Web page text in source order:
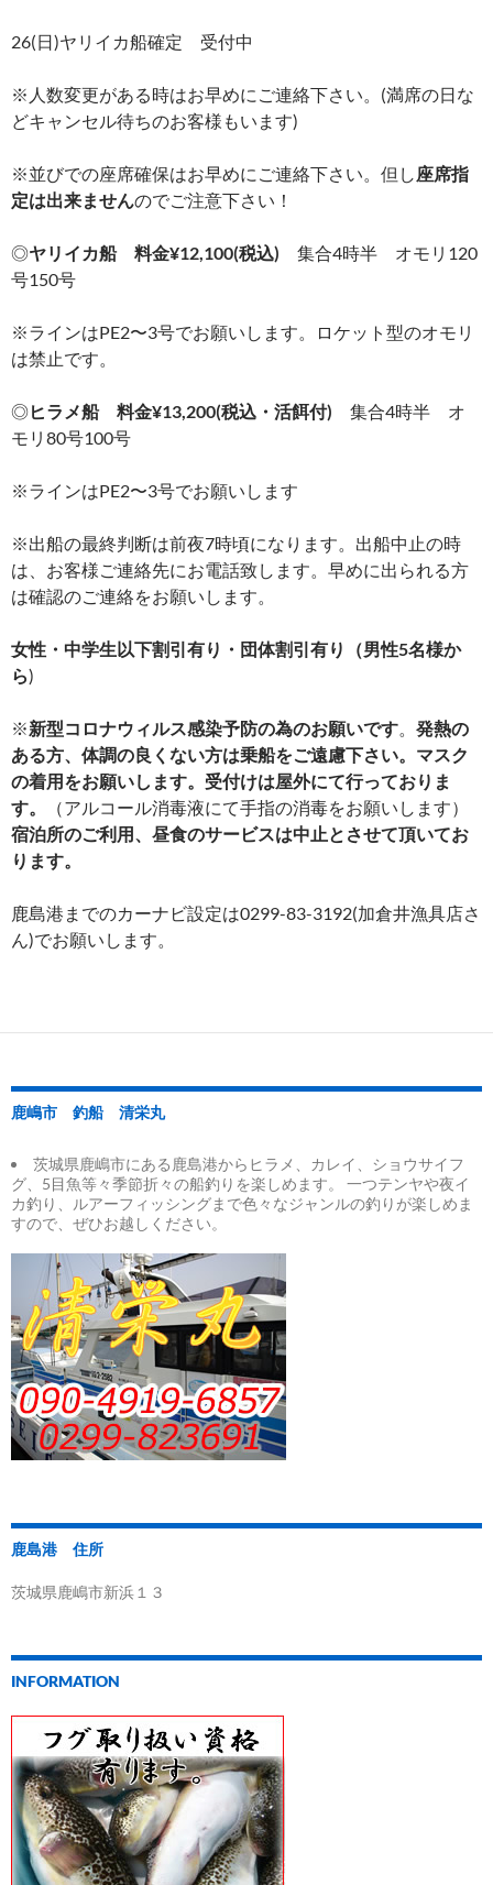
26(日)ヤリイカ船確定 受付中
※人数変更がある時はお早めにご連絡下さい。(満席の日な
どキャンセル待ちのお客様もいます)
※並びでの座席確保はお早めにご連絡下さい。但し
座席指
定は出来ませんのでご注意下さい！
◎ヤリイカ船 料金¥12,100(税込) 集合4時半 オモリ120
号150号
※ラインはPE2〜3号でお願いします。ロケット型のオモリ
は禁止です。
◎ヒラメ船 料金¥13,200(税込・活餌付) 集合4時半 オ
モリ80号100号
※ラインはPE2〜3号でお願いします
※出船の最終判断は前夜7時頃になります。出船中止の時
は、お客様ご連絡先にお電話致します。早めに出られる方
は確認のご連絡をお願いします。
女性・中学生以下割引有り・団体割引有り（男性5名様か
ら)
※新型コロナウィルス感染予防の為のお願いです
発熱の
ある方、体調の良くない方は乗船をご遠慮下さい。マスク
の着用をお願いします。受付けは屋外にて行っておりま
す。
（アルコール消毒液にて手指の消毒をお願いします）
宿泊所のご利用、昼食のサービスは中止とさせて頂いてお
ります。
鹿島港までのカーナビ設定は0299-83-3192(加倉井漁具店さ
ん)でお願いします。
鹿嶋市 釣船 清栄丸
茨城県鹿嶋市にある鹿島港からヒラメ、カレイ、ショウサイフ
グ、5目魚等々季節折々の船釣りを楽しめます。 一つテンヤや夜イ
カ釣り、ルアーフィッシングまで色々なジャンルの釣りが楽しめま
すので、ぜひお越しください。
鹿島港 住所
茨城県鹿嶋市新浜１３
INFORMATION